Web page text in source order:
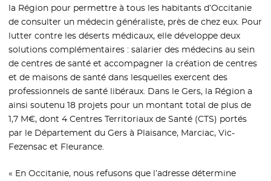
la Région pour permettre à tous les habitants d’Occitanie
de consulter un médecin généraliste, près de chez eux. Pour
lutter contre les déserts médicaux, elle développe deux
solutions complémentaires : salarier des médecins au sein
de centres de santé et accompagner la création de centres
et de maisons de santé dans lesquelles exercent des
professionnels de santé libéraux. Dans le Gers, la Région a
ainsi soutenu 18 projets pour un montant total de plus de
1,7 M€, dont 4 Centres Territoriaux de Santé (CTS) portés
par le Département du Gers à Plaisance, Marciac, Vic-
Fezensac et Fleurance.
« En Occitanie, nous refusons que l’adresse détermine